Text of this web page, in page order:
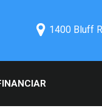
1400 Bluff